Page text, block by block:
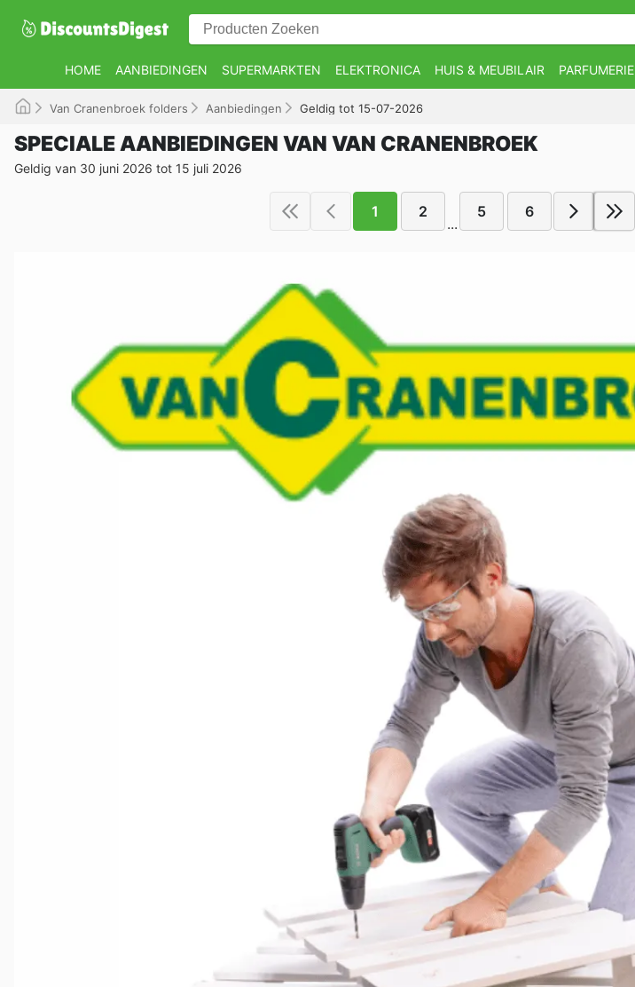
HOME AANBIEDINGEN SUPERMARKTEN ELEKTRONICA HUIS & MEUBILAIR PARFUMERIE
Van Cranenbroek folders Aanbiedingen Geldig tot 15-07-2026
SPECIALE AANBIEDINGEN VAN VAN CRANENBROEK
Geldig van 30 juni 2026 tot 15 juli 2026
1 2
...
5 6